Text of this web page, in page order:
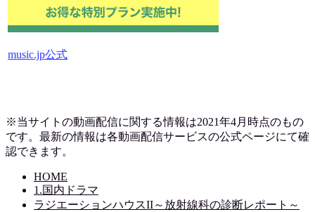
music.jp公式
※当サイトの動画配信に関する情報は2021年4月時点のもの
です。最新の情報は各動画配信サービスの公式ページにて確
認できます。
HOME
1.国内ドラマ
ラジエーションハウスII～放射線科の診断レポート～